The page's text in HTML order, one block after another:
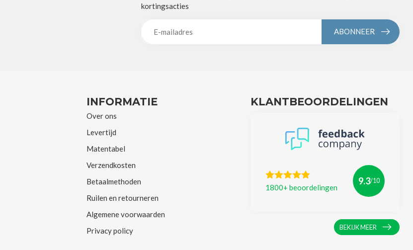
kortingsacties
ABONNEER
INFORMATIE
Over ons
Levertijd
Matentabel
Verzendkosten
Betaalmethoden
Ruilen en retourneren
Algemene voorwaarden
Privacy policy
KLANTBEOORDELINGEN
1800+ beoordelingen
9.3/10
BEKIJK MEER